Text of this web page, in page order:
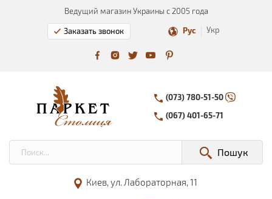
Ведущий магазин Украины с 2005 года
Рус Укр
Заказать звонок
(073) 780-51-50
(067) 401-65-71
Пошук
Киев, ул. Лабораторная, 11